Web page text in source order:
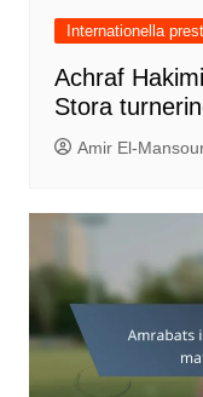
Internationella
Achraf
Stora
Amir El-